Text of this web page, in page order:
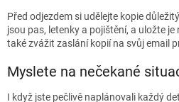
Před odjezdem si udělejte kopie
jsou pas, letenky a pojištění, a uložte
také zvážit zaslání kopií na svůj email
Myslete na nečekané
I když jste pečlivě naplánovali každý